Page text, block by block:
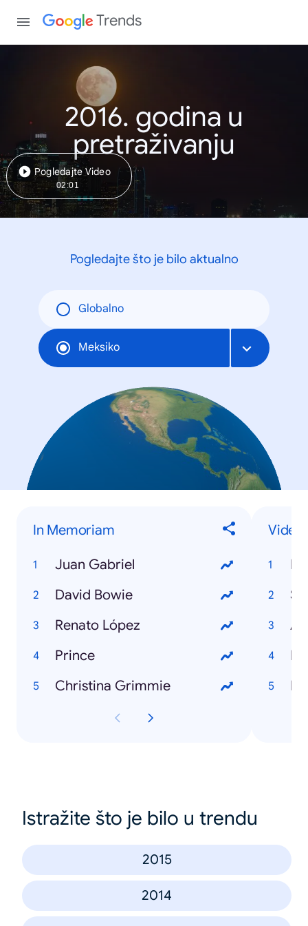
Trends
2016. godina u
pretraživanju
Pogledajte Video
02:01
Pogledajte što je bilo aktualno
Globalno
Meksiko
In Memoriam
Juan Gabriel
David Bowie
Renato López
Prince
Christina Grimmie
Istražite što je bilo u trendu
2015
2014